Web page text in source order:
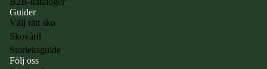
Guider
Välj rätt sko
Skovård
Storleksguide
Följ oss